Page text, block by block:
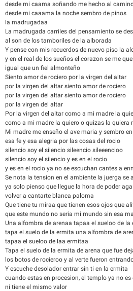
desde mi caama soñando me hecho al
desde mi caaama la noche sembro de pinos
la madrugadaa
La madrugada carriles del pensamiento se
al son de los tamboriles de la alborada
Y pense con mis recuerdos de nuevo piso la
y en el real de los sueños el corazon se me
igual que un fiel almonteño
Siento amor de rociero por la virgen del altar
por la virgen del altar siento amor de rociero
por la virgen del altar siento amor de rociero
por la virgen del altar
Por la virgen del altar como a mi madre la
como a mi madre la quiero o quizas la quiera
Mi madre me enseño el ave maria y sembro
esa fe y esa alegria por las cosas del rocio
silencio soy el silencio sileencio sileeencioo
silencio soy el silencio y es en el rocio
y es en el rocio ya no se escuchan cantes a
Se nota la tension en el ambiente la juerga se
ya solo pienso que llegue la hora de poder
volver a cantarte blanca paloma
Que tiene tu miraa que tienen esos ojos que
que este mundo no seria mi mundo sin esa
Una alfombra de arenaa tapaa el sueloo de la
tapa el suelo de la ermita una alfombra de
tapaa el sueloo de laa ermitaa
Tapa el suelo de la ermita de arena que fue
los botos de rocieroo y al verte fueron
Y escuche desolador entrar sin ti en la ermita
cuando estas en procesion, el templo ya no es
ni tiene el mismo valor